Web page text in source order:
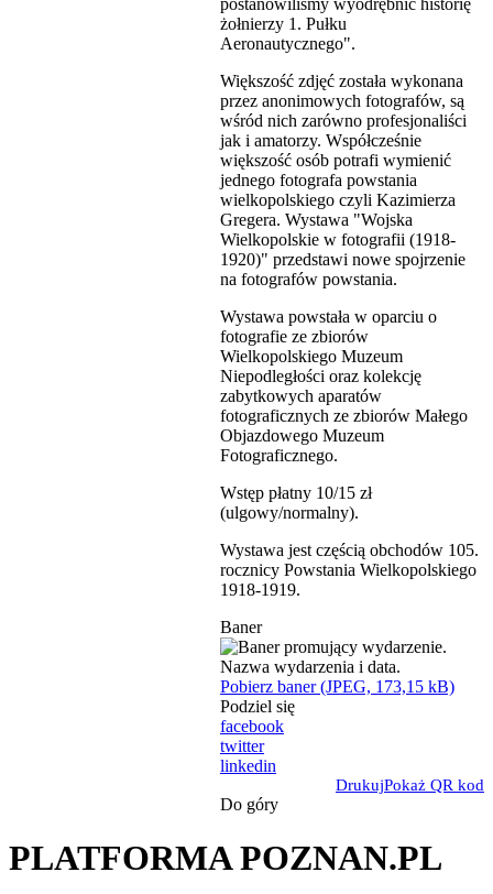
postanowiliśmy wyodrębnić historię
żołnierzy 1. Pułku
Aeronautycznego".
Większość zdjęć została wykonana
przez anonimowych fotografów, są
wśród nich zarówno profesjonaliści
jak i amatorzy. Współcześnie
większość osób potrafi wymienić
jednego fotografa powstania
wielkopolskiego czyli Kazimierza
Gregera. Wystawa "Wojska
Wielkopolskie w fotografii (1918-
1920)" przedstawi nowe spojrzenie
na fotografów powstania.
Wystawa powstała w oparciu o
fotografie ze zbiorów
Wielkopolskiego Muzeum
Niepodległości oraz kolekcję
zabytkowych aparatów
fotograficznych ze zbiorów Małego
Objazdowego Muzeum
Fotograficznego.
Wstęp płatny 10/15 zł
(ulgowy/normalny).
Wystawa jest częścią obchodów 105.
rocznicy Powstania Wielkopolskiego
1918-1919.
Baner
Pobierz baner (JPEG, 173,15 kB)
Podziel się
facebook
twitter
linkedin
DrukujPokaż QR kod
Do góry
PLATFORMA POZNAN.PL